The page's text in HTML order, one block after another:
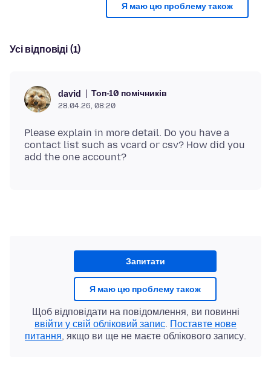
Я маю цю проблему також
Усі відповіді (1)
david Топ-10 помічників
28.04.26, 08:20
Please explain in more detail. Do you have a
contact list such as vcard or csv? How did you
Запитати
Я маю цю проблему також
Щоб відповідати на повідомлення, ви повинні
ввійти у свій обліковий запис. Поставте нове
питання, якщо ви ще не маєте облікового запису.